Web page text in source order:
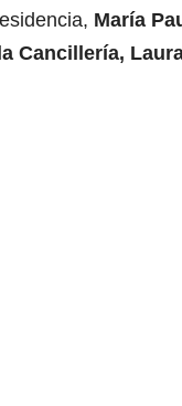
María
Cancillería,